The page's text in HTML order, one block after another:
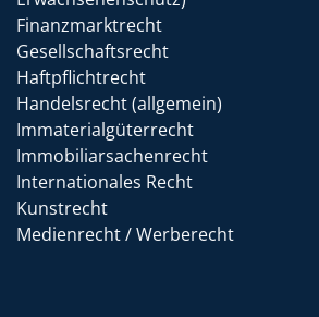
Finanzmarktrecht
Gesellschaftsrecht
Haftpflichtrecht
Handelsrecht (allgemein)
Immaterialgüterrecht
Immobiliarsachenrecht
Internationales Recht
Kunstrecht
Medienrecht / Werberecht